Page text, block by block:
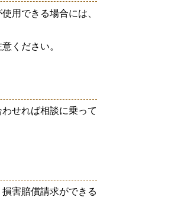
用できる場合には、
ください。
せれば相談に乗って
害賠償請求ができる